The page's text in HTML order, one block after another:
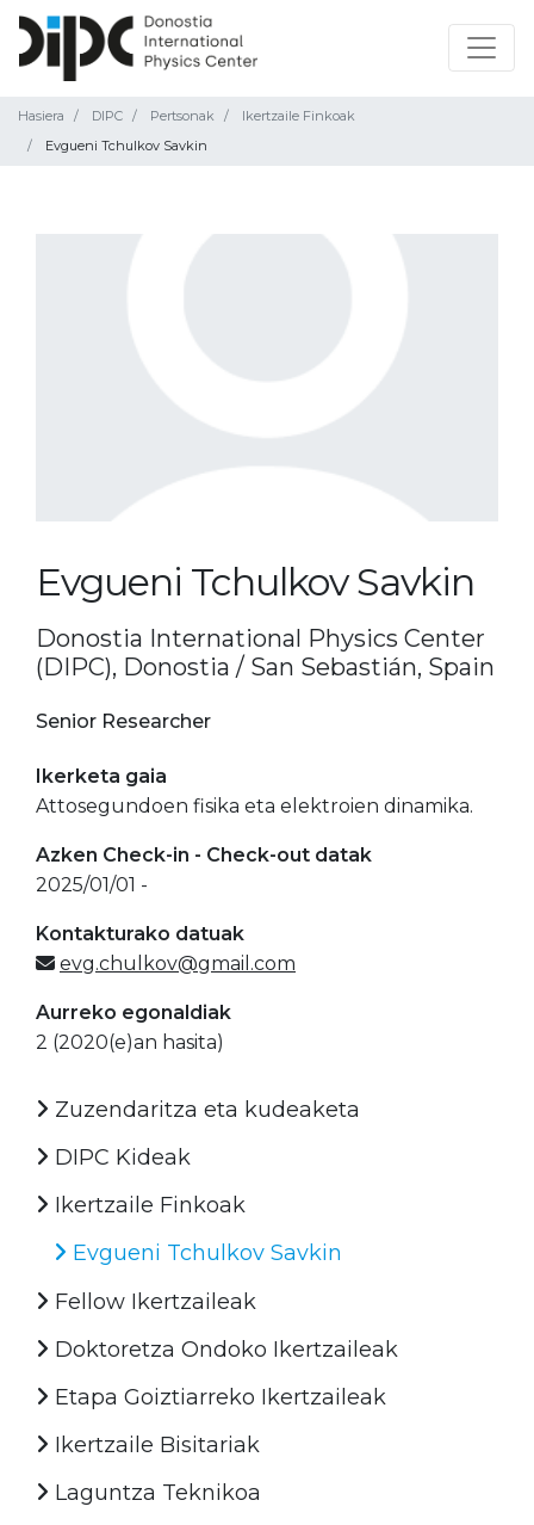
Hasiera DIPC Pertsonak
Ikertzaile Finkoak
Evgueni Tchulkov Savkin
Evgueni Tchulkov Savkin
Donostia International Physics Center
(DIPC), Donostia / San Sebastián, Spain
Senior Researcher
Ikerketa gaia
Attosegundoen fisika eta elektroien dinamika.
Azken Check-in - Check-out datak
2025/01/01 -
Kontakturako datuak
evg.chulkov@gmail.com
Aurreko egonaldiak
2 (2020(e)an hasita)
Zuzendaritza eta kudeaketa
DIPC Kideak
Ikertzaile Finkoak
Evgueni Tchulkov Savkin
Fellow Ikertzaileak
Doktoretza Ondoko Ikertzaileak
Etapa Goiztiarreko Ikertzaileak
Ikertzaile Bisitariak
Laguntza Teknikoa